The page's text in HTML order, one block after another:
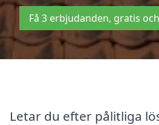
Få 3 erbjudanden, gratis
Letar du efter pålitliga